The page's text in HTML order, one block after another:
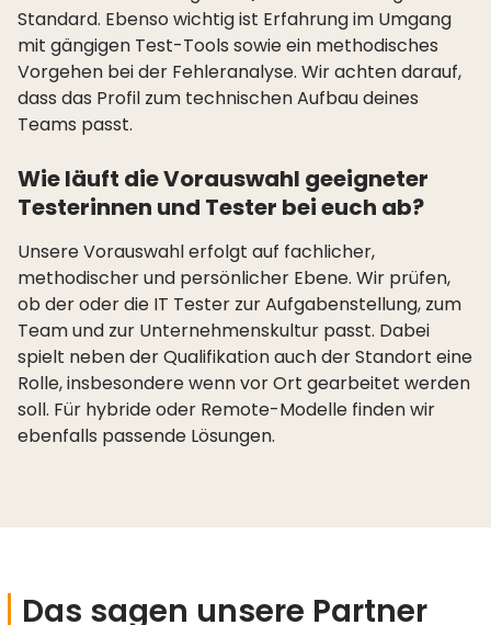
Standard. Ebenso wichtig ist Erfahrung im Umgang
mit gängigen Test-Tools sowie ein methodisches
Vorgehen bei der Fehleranalyse. Wir achten darauf,
dass das Profil zum technischen Aufbau deines
Teams passt.
Wie läuft die Vorauswahl geeigneter
Testerinnen und Tester bei euch ab?
Unsere Vorauswahl erfolgt auf fachlicher,
methodischer und persönlicher Ebene. Wir prüfen,
ob der oder die IT Tester zur Aufgabenstellung, zum
Team und zur Unternehmenskultur passt. Dabei
spielt neben der Qualifikation auch der Standort eine
Rolle, insbesondere wenn vor Ort gearbeitet werden
soll. Für hybride oder Remote-Modelle finden wir
ebenfalls passende Lösungen.
Das sagen unsere Partner